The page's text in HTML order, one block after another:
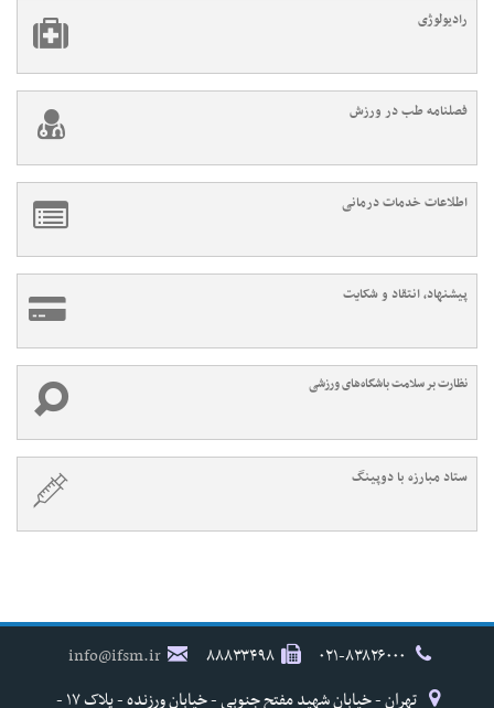
رادیولوژی
فصلنامه طب در ورزش
اطلاعات خدمات درمانی
پیشنهاد، انتقاد و شکایت
نظارت بر سلامت باشگاه‌های ورزشی
ستاد مبارزه با دوپینگ
۸۸۸۳۳۴۹۸
info@ifsm.ir
تهران - خیابان شهید مفتح جنوبی - خیابان ورزنده - پلاک ۱۷ -